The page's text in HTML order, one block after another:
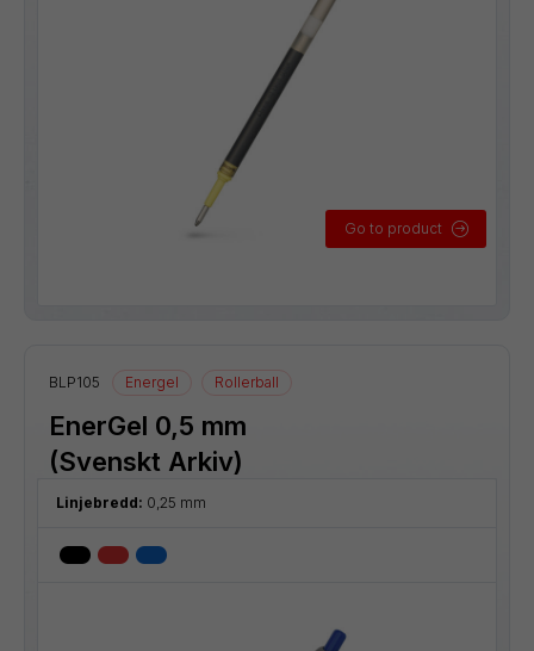
Go to product
BLP105 Energel Rollerball
EnerGel 0,5 mm
(Svenskt Arkiv)
Linjebredd: 0,25 mm